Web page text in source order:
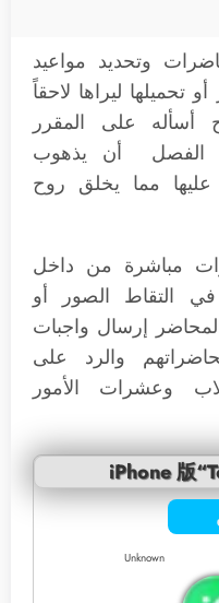
وتحديد مواعيد
تحميلها ليراها لاحقاً
على المقرر
الفصل أن يذهوب
عليها مما يخلق روح
مباشرة من داخل
في التقاط الصور أو
إرسال واجبات
والرد على
وعشرات الأمور
iPhone 版
Unknown